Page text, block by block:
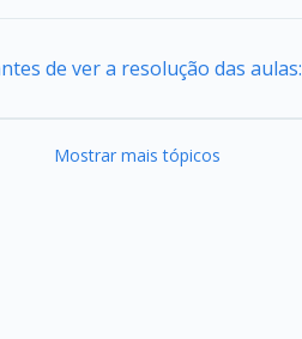
de ver a resolução das aulas:
Mostrar mais tópicos